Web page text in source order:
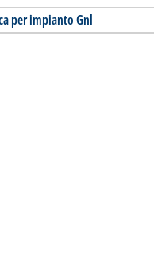
per impianto Gnl